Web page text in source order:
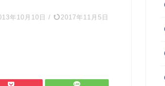
年10月10日 / 2017年11月5日